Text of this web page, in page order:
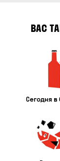
ВАС
Сегодня в